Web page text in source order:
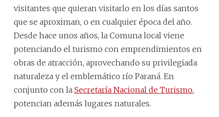
visitantes que quieran visitarlo en los días santos
que se aproximan, o en cualquier época del año.
Desde hace unos años, la Comuna local viene
potenciando el turismo con emprendimientos en
obras de atracción, aprovechando su privilegiada
naturaleza y el emblemático río Paraná. En
conjunto con la Secretaría Nacional de Turismo,
potencian además lugares naturales.